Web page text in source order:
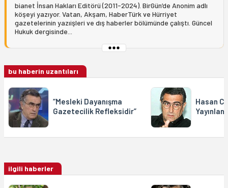
bianet İnsan Hakları Editörü (2011-2024). BirGün’de Anonim adlı
köşeyi yazıyor. Vatan, Akşam, HaberTürk ve Hürriyet
gazetelerinin yazıişleri ve dış haberler bölümünde çalıştı. Güncel
Hukuk dergisinde...
bu haberin uzantıları
“Mesleki Dayanışma
Gazetecilik Refleksidir”
Hasan
ilgili haberler